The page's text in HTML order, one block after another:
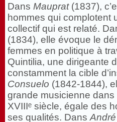
Dans Mauprat(1837),
hommes qui complotent
collectif qui est relaté.
(1834), elle évoque le
femmes en politique à
Quintilia, une dirigeante
constamment la cible
Consuelo (1842-1844),
grande musicienne dans
XVIIIᵉ siècle, égale des
ses qualités. Dans André